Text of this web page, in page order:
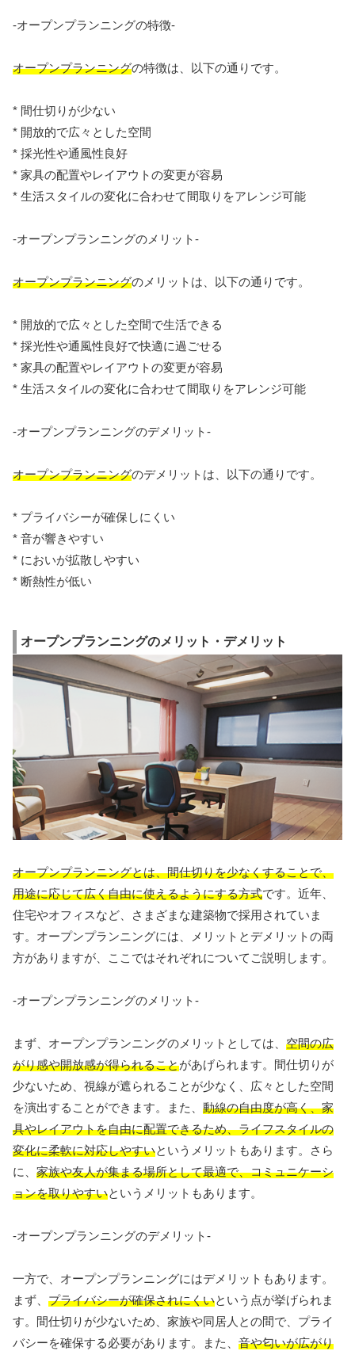
-オープンプランニングの特徴-
オープンプランニングの特徴は、以下の通りです。
* 間仕切りが少ない
* 開放的で広々とした空間
* 採光性や通風性良好
* 家具の配置やレイアウトの変更が容易
* 生活スタイルの変化に合わせて間取りをアレンジ可能
-オープンプランニングのメリット-
オープンプランニングのメリットは、以下の通りです。
* 開放的で広々とした空間で生活できる
* 採光性や通風性良好で快適に過ごせる
* 家具の配置やレイアウトの変更が容易
* 生活スタイルの変化に合わせて間取りをアレンジ可能
-オープンプランニングのデメリット-
オープンプランニングのデメリットは、以下の通りです。
* プライバシーが確保しにくい
* 音が響きやすい
* においが拡散しやすい
* 断熱性が低い
オープンプランニングのメリット・デメリット
オープンプランニングとは、間仕切りを少なくすることで、
用途に応じて広く自由に使えるようにする方式です。近年、
住宅やオフィスなど、さまざまな建築物で採用されていま
す。オープンプランニングには、メリットとデメリットの両
方がありますが、ここではそれぞれについてご説明します。
-オープンプランニングのメリット-
まず、オープンプランニングのメリットとしては、 空間の広
がり感や開放感が得られることがあげられます。間仕切りが
少ないため、視線が遮られることが少なく、広々とした空間
を演出することができます。また、 動線の自由度が高く、家
具やレイアウトを自由に配置できるため、ライフスタイルの
変化に柔軟に対応しやすいというメリットもあります。さら
に、 家族や友人が集まる場所として最適で、コミュニケーシ
ョンを取りやすいというメリットもあります。
-オープンプランニングのデメリット-
一方で、オープンプランニングにはデメリットもあります。
まず、 プライバシーが確保されにくいという点が挙げられま
す。間仕切りが少ないため、家族や同居人との間で、プライ
バシーを確保する必要があります。また、 音や匂いが広がり